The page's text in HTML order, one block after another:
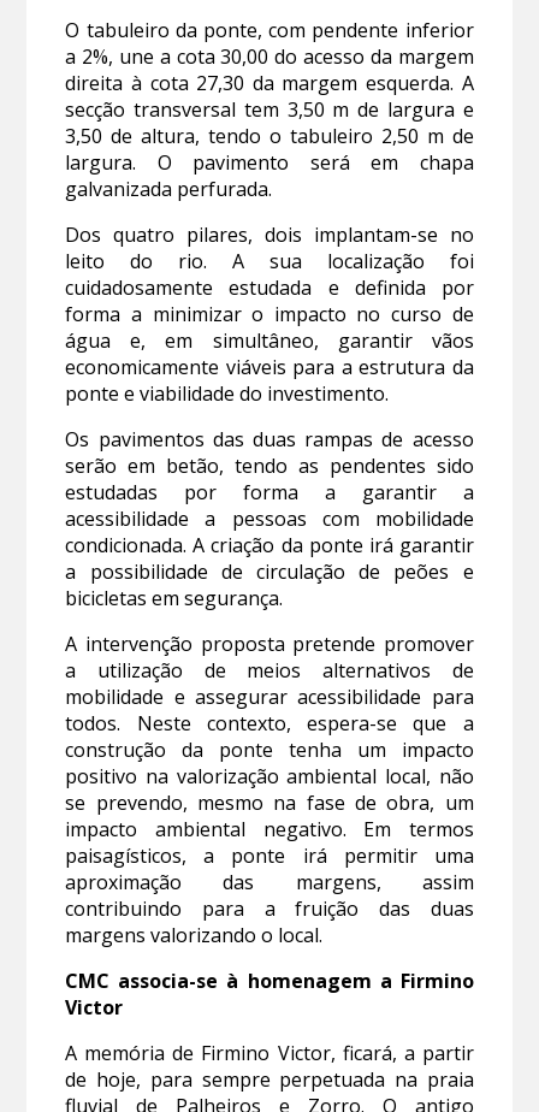
O tabuleiro da ponte, com pendente inferior
a 2%, une a cota 30,00 do acesso da margem
direita à cota 27,30 da margem esquerda. A
secção transversal tem 3,50 m de largura e
3,50 de altura, tendo o tabuleiro 2,50 m de
largura. O pavimento será em chapa
galvanizada perfurada.
Dos quatro pilares, dois implantam-se no
leito do rio. A sua localização foi
cuidadosamente estudada e definida por
forma a minimizar o impacto no curso de
água e, em simultâneo, garantir vãos
economicamente viáveis para a estrutura da
ponte e viabilidade do investimento.
Os pavimentos das duas rampas de acesso
serão em betão, tendo as pendentes sido
estudadas por forma a garantir a
acessibilidade a pessoas com mobilidade
condicionada. A criação da ponte irá garantir
a possibilidade de circulação de peões e
bicicletas em segurança.
A intervenção proposta pretende promover
a utilização de meios alternativos de
mobilidade e assegurar acessibilidade para
todos. Neste contexto, espera-se que a
construção da ponte tenha um impacto
positivo na valorização ambiental local, não
se prevendo, mesmo na fase de obra, um
impacto ambiental negativo. Em termos
paisagísticos, a ponte irá permitir uma
aproximação das margens, assim
contribuindo para a fruição das duas
margens valorizando o local.
CMC associa-se à homenagem a Firmino
Victor
A memória de Firmino Victor, ficará, a partir
de hoje, para sempre perpetuada na praia
fluvial de Palheiros e Zorro. O antigo